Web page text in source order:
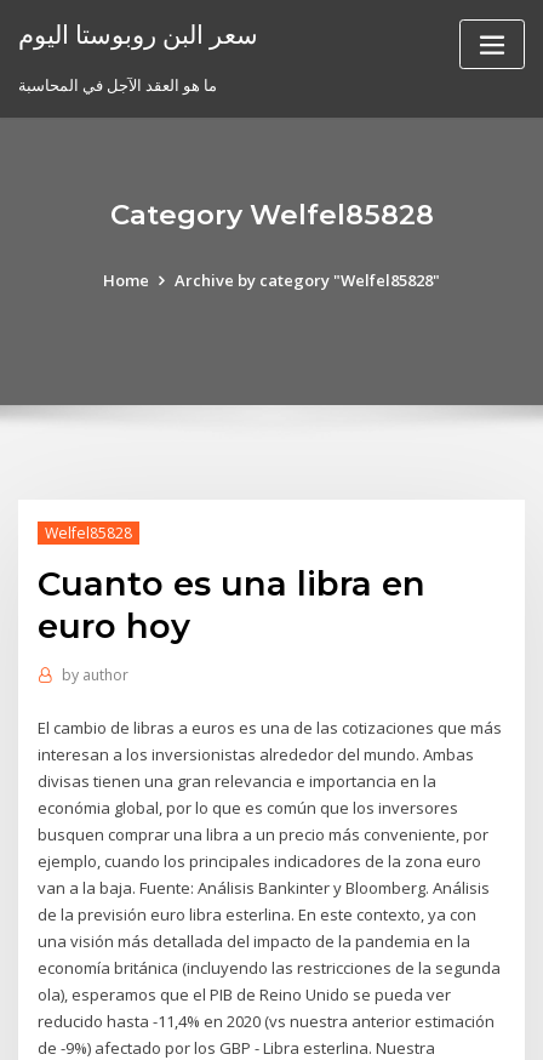
سعر البن روبوستا اليوم
ما هو العقد الآجل في المحاسبة
Category Welfel85828
Home Archive by category "Welfel85828"
Welfel85828
Cuanto es una libra en
euro hoy
by author
El cambio de libras a euros es una de las cotizaciones que más
interesan a los inversionistas alrededor del mundo. Ambas
divisas tienen una gran relevancia e importancia en la
económia global, por lo que es común que los inversores
busquen comprar una libra a un precio más conveniente, por
ejemplo, cuando los principales indicadores de la zona euro
van a la baja. Fuente: Análisis Bankinter y Bloomberg. Análisis
de la previsión euro libra esterlina. En este contexto, ya con
una visión más detallada del impacto de la pandemia en la
economía británica (incluyendo las restricciones de la segunda
ola), esperamos que el PIB de Reino Unido se pueda ver
reducido hasta -11,4% en 2020 (vs nuestra anterior estimación
de -9%) afectado por los GBP - Libra esterlina. Nuestra